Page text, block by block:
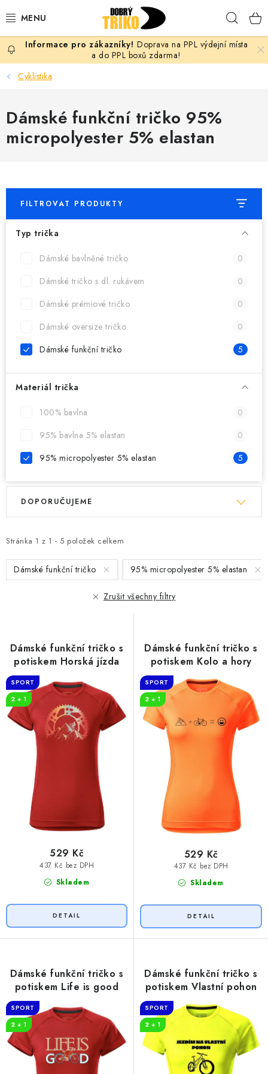
na
PRO ŽENY
PRO MUŽE
PRO DĚTI
DOPLŇKY
VLASTNÍ MOTIV
TRIČKA
OKAMŽITĚ K ODBĚRU
VÁNOCE
O nás Časté otázky
Doprava a platba
Zásady zpracování ochrany osobních údajů
Kontakty
Doprava na PPL výdejní místa
a do PPL boxů zdarma!
Cyklistika
Dámské funkční tričko 95%
micropolyester 5% elastan
FILTROVAT PRODUKTY
Typ trička
Dámské bavlněné tričko
0
Dámské tričko s dl. rukávem
0
Dámské prémiové tričko
0
Dámské oversize tričko
0
Dámské funkční tričko
5
Materiál trička
100% bavlna
0
95% bavlna 5% elastan
0
95% micropolyester 5% elastan
5
V
i
s
p
u
t
ů
Stránka 1 z 1 - 5 položek celkem
Ř
e
n
í
d
k
t
ů
DOPORUČUJEME
Dámské funkční tričko 95% micropolyester 5% elastan
Zrušit všechny filtry
Dámské funkční tričko s
potiskem Horská jízda
SPORT
2 + 1
Skladem
437 Kč bez DPH
529 Kč
Dámské funkční tričko s
potiskem Kolo a hory
SPORT
2 + 1
Skladem
437 Kč bez DPH
529 Kč
Dámské funkční tričko s
potiskem Life is good
SPORT
2 + 1
Dámské funkční tričko s
potiskem Vlastní pohon
SPORT
2 + 1